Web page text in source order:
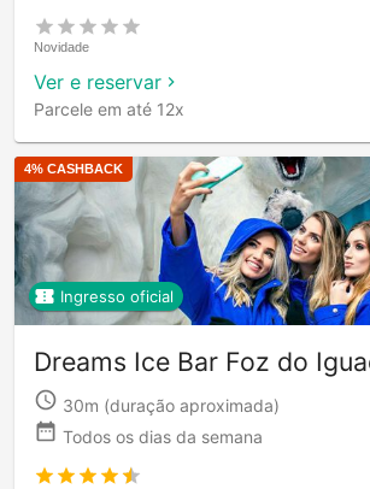
Novidade
Ver e reservar
Parcele em até 12x
4% CASHBACK
Ingresso oficial
Dreams Ice Bar Foz do
30m (duração aproximada)
Todos os dias da semana